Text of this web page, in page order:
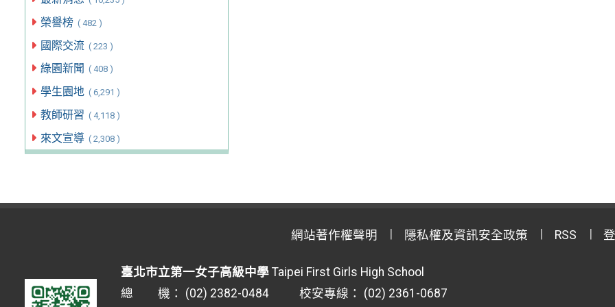
榮譽榜 ( 482 )
國際交流 ( 223 )
綠園新聞 ( 408 )
學生園地 ( 6,291 )
教師研習 ( 4,118 )
來文宣導 ( 2,308 )
網站著作權聲明 隱私權及資訊安全政策 RSS
臺北市立第一女子高級中學 Taipei First Girls High School
總 機： (02) 2382-0484 校安專線： (02) 2361-0687